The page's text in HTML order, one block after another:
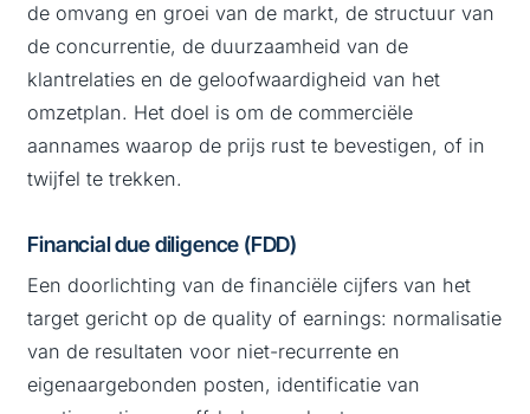
de omvang en groei van de markt, de structuur van
de concurrentie, de duurzaamheid van de
klantrelaties en de geloofwaardigheid van het
omzetplan. Het doel is om de commerciële
aannames waarop de prijs rust te bevestigen, of in
twijfel te trekken.
Financial due diligence (FDD)
Een doorlichting van de financiële cijfers van het
target gericht op de quality of earnings: normalisatie
van de resultaten voor niet-recurrente en
eigenaargebonden posten, identificatie van